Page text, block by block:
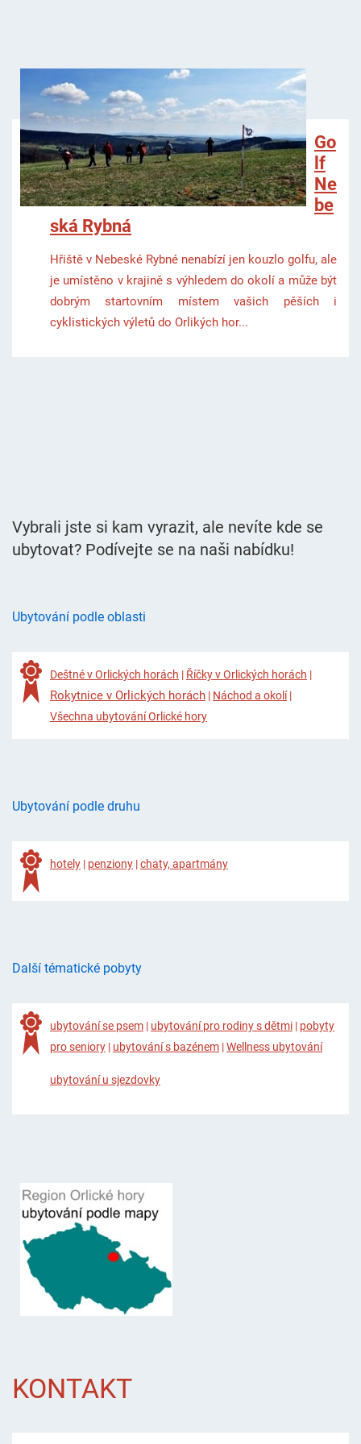
Go
lf
Ne
be
ská Rybná
Hřiště v Nebeské Rybné nenabízí jen kouzlo golfu, ale
je umístěno v krajině s výhledem do okolí a může být
dobrým startovním místem vašich pěších i
cyklistických výletů do Orlikých hor...
Vybrali jste si kam vyrazit, ale nevíte kde se
ubytovat? Podívejte se na naši nabídku!
Ubytování podle oblasti
Deštné v Orlických horách | Říčky v Orlických horách |
Rokytnice v Orlických horách| Náchod a okolí|
Všechna ubytování Orlické hory
Ubytování podle druhu
hotely| penziony|chaty, apartmány
Další tématické pobyty
ubytování se psem| ubytování pro rodiny s dětmi| pobyty
pro seniory| ubytování s bazénem|Wellness ubytování
ubytování u sjezdovky
KONTAKT